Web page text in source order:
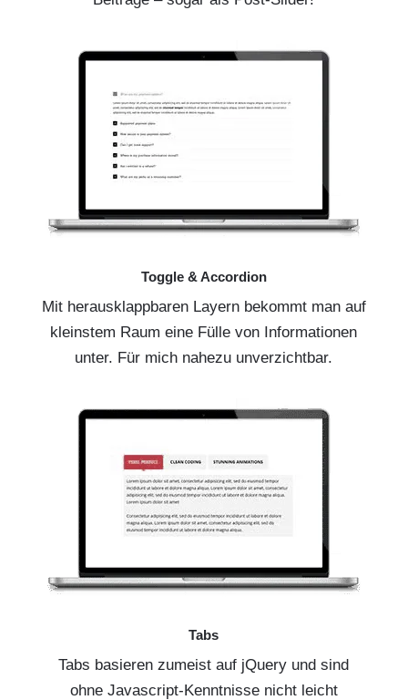
Toggle & Accordion
Mit herausklappbaren Layern bekommt man auf
kleinstem Raum eine Fülle von Informationen
unter. Für mich nahezu unverzichtbar.
Tabs
Tabs basieren zumeist auf jQuery und sind
ohne Javascript-Kenntnisse nicht leicht